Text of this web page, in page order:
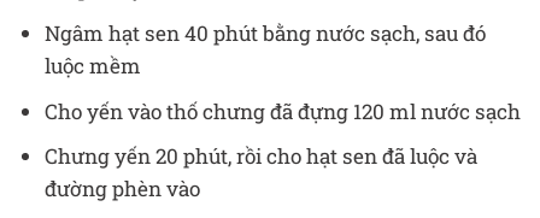
Ngâm hạt sen 40 phút bằng nước sạch, sau đó
luộc mềm
Cho yến vào thố chưng đã đựng 120 ml nước sạch
Chưng yến 20 phút, rồi cho hạt sen đã luộc và
đường phèn vào